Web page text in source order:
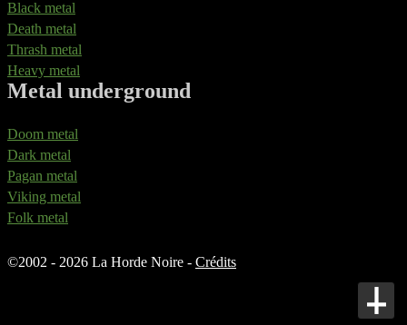
Black metal
Death metal
Thrash metal
Heavy metal
Metal underground
Doom metal
Dark metal
Pagan metal
Viking metal
Folk metal
©2002 - 2026 La Horde Noire - Crédits